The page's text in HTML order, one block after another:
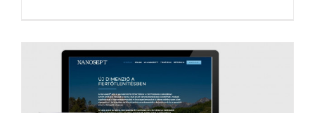
Istenhegyi Esztétikai
Centrum